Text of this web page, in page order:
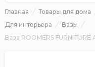
Главная Товары для дома
Для интерьера
Вазы
Ваза ROOMERS